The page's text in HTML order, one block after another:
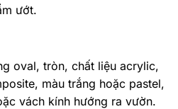
ướt.
oval, tròn, chất liệu acrylic,
màu trắng hoặc pastel,
vách kính hướng ra vườn.